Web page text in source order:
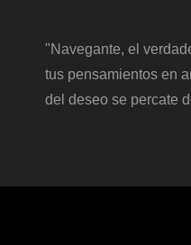
"Navegante, el
tus pensamientos en
del deseo se percate